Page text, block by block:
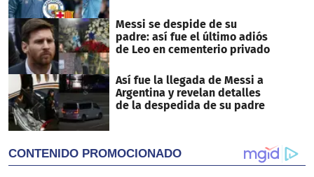
Messi se despide de su
padre: así fue el último adiós
de Leo en cementerio privado
Así fue la llegada de Messi a
Argentina y revelan detalles
de la despedida de su padre